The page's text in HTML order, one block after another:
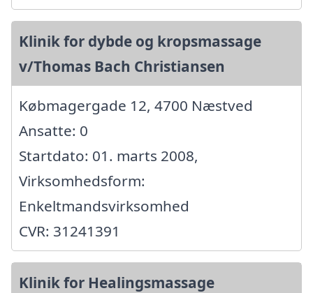
Klinik for dybde og kropsmassage
v/Thomas Bach Christiansen
Købmagergade 12, 4700 Næstved
Ansatte: 0
Startdato: 01. marts 2008,
Virksomhedsform:
Enkeltmandsvirksomhed
CVR: 31241391
Klinik for Healingsmassage